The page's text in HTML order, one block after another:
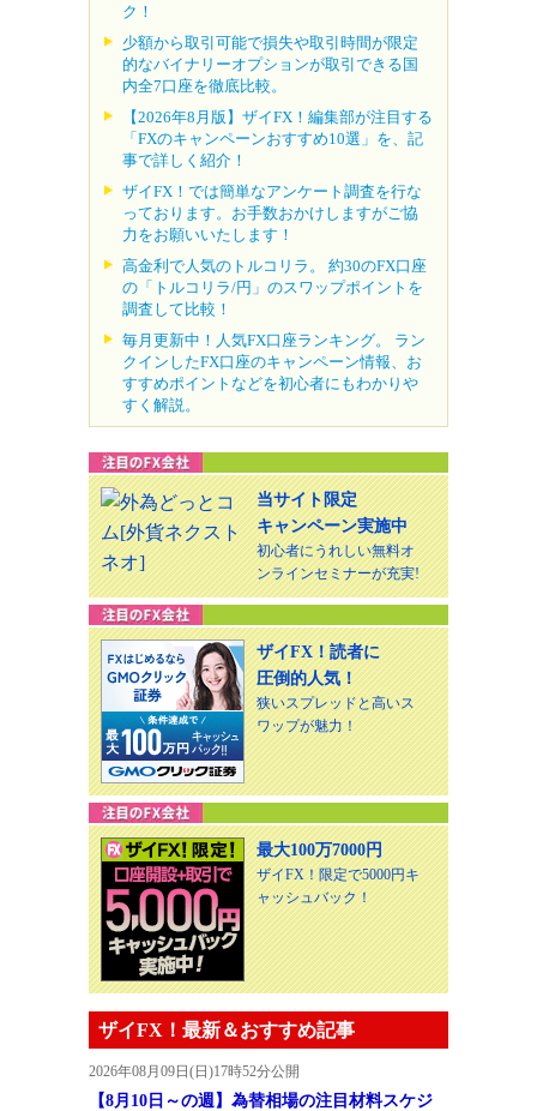
ク！
少額から取引可能で損失や取引時間が限定
的なバイナリーオプションが取引できる国
内全7口座を徹底比較。
【2026年8月版】ザイFX！編集部が注目する
「FXのキャンペーンおすすめ10選」を、記
事で詳しく紹介！
ザイFX！では簡単なアンケート調査を行な
っております。お手数おかけしますがご協
力をお願いいたします！
高金利で人気のトルコリラ。 約30のFX口座
の「トルコリラ/円」のスワップポイントを
調査して比較！
毎月更新中！人気FX口座ランキング。 ラン
クインしたFX口座のキャンペーン情報、お
すすめポイントなどを初心者にもわかりや
すく解説。
当サイト限定
キャンペーン実施中
初心者にうれしい無料オ
ンラインセミナーが充実!
ザイFX！読者に
圧倒的人気！
狭いスプレッドと高いス
ワップが魅力！
最大100万7000円
ザイFX！限定で5000円キ
ャッシュバック！
ザイFX！最新＆おすすめ記事
2026年08月09日(日)17時52分公開
【8月10日～の週】為替相場の注目材料スケジ